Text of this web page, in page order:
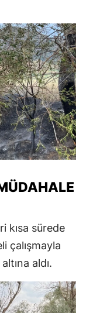
kısa sürede
çalışmayla
aldı.